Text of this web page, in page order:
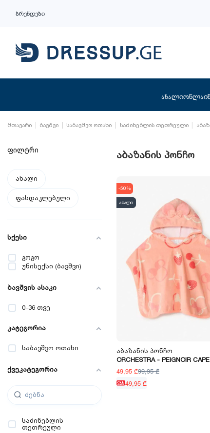
ბრენდები
ახალი
მთავარი ბავშვი საბავშვო ოთახი საძინებლის თეთრეული
აბაზანის პონჩო
-50%
ახალი
Აბაზანის Პონჩო
ORCHESTRA - PEIGNOIR
49,95 ₾99,95 ₾
49,95 ₾
ფილტრი
ახალი
ფასდაკლებული
სქესი
გოგო
უნისექსი (ბავშვი)
ბავშვის ასაკი
0-36 თვე
კატეგორია
საბავშვო ოთახი
ქვეკატეგორია
საძინებლის
თეთრეული